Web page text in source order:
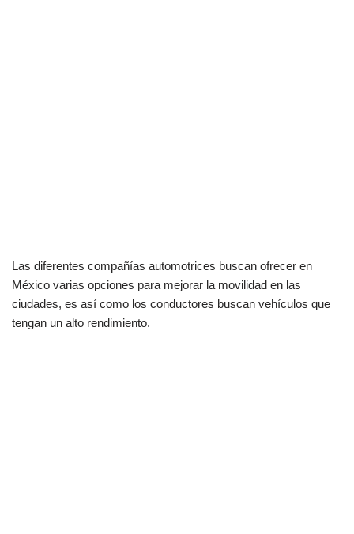
Las diferentes compañías automotrices buscan ofrecer en
México varias opciones para mejorar la movilidad en las
ciudades, es así como los conductores buscan vehículos que
tengan un alto rendimiento.